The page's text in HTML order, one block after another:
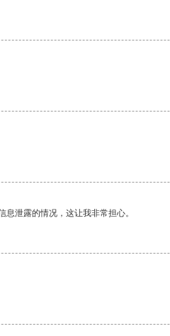
泄露的情况，这让我非常担心。